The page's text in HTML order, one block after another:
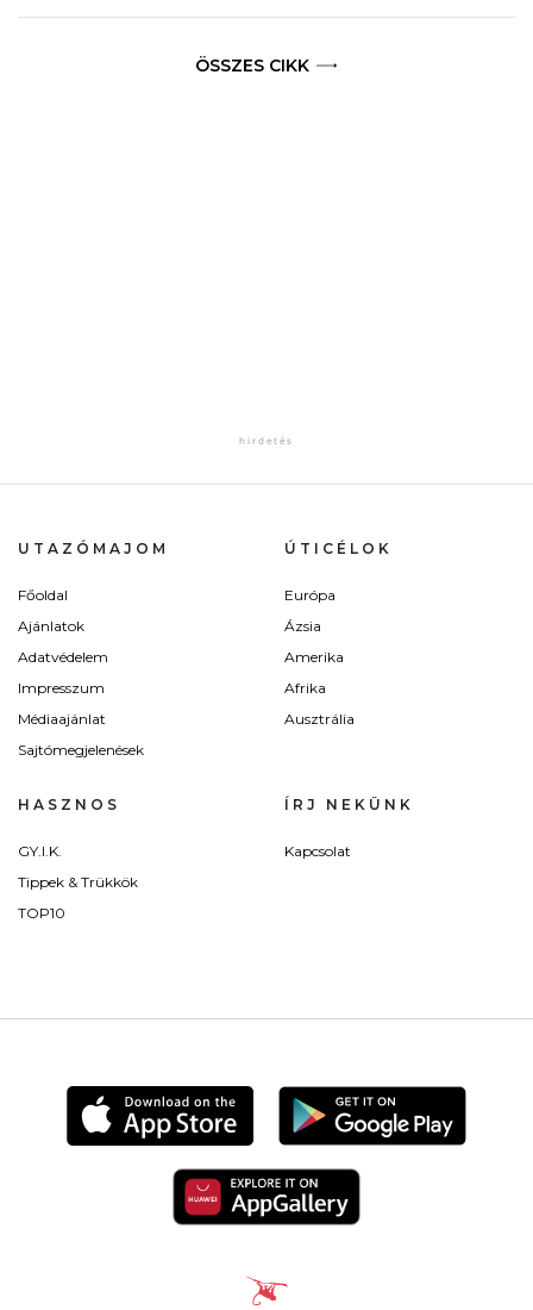
ÖSSZES CIKK
UTAZÓMAJOM
Főoldal
Ajánlatok
Adatvédelem
Impresszum
Médiaajánlat
Sajtómegjelenések
ÚTICÉLOK
Európa
Ázsia
Amerika
Afrika
Ausztrália
HASZNOS
GY.I.K.
Tippek & Trükkök
TOP10
ÍRJ NEKÜNK
Kapcsolat